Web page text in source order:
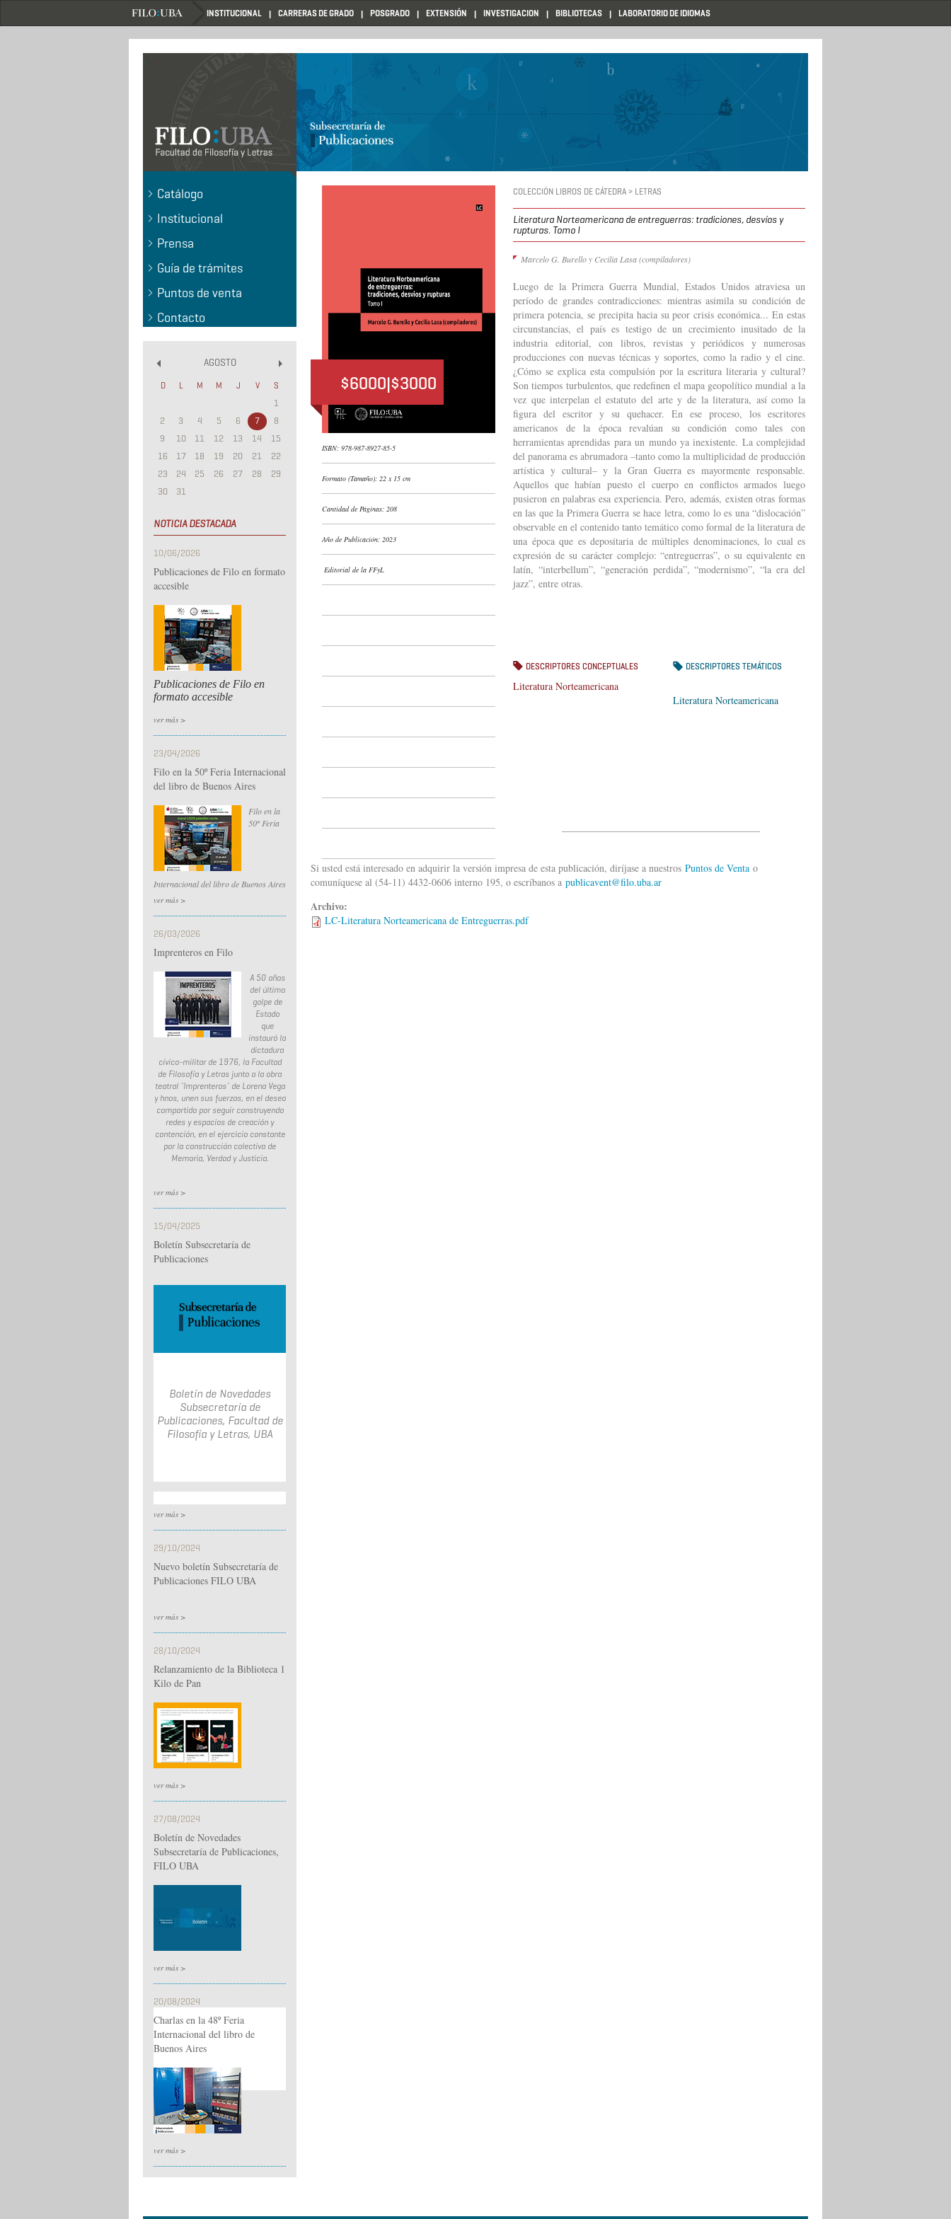
INSTITUCIONAL CARRERAS DE GRADO POSGRADO EXTENSIÓN INVESTIGACION BIBLIOTECAS LABORATORIO DE IDIOMAS
.
Catálogo
Institucional
Prensa
Guía de trámites
Puntos de venta
Contacto
AGOSTO
D L M M J V S
1
2
3 4 5 6 7
8
9
10 11 12 13 14
15
16
17 18 19 20 21
22
23
24 25 26 27 28
29
30
31
NOTICIA DESTACADA
10/06/2026
Publicaciones de Filo en formato
accesible
Publicaciones de Filo en
formato accesible
ver más >
23/04/2026
Filo en la 50º Feria Internacional
del libro de Buenos Aires
Filo en la
50º Feria
Internacional del libro de Buenos Aires
ver más >
26/03/2026
Imprenteros en Filo
A 50 años
del último
golpe de
Estado
que
instauró la
dictadura
cívico-militar de 1976, la Facultad
de Filosofía y Letras junto a la obra
teatral ¨Imprenteros¨ de Lorena Vega
y hnos, unen sus fuerzas, en el deseo
compartido por seguir construyendo
redes y espacios de creación y
contención, en el ejercicio constante
por la construcción colectiva de
Memoria, Verdad y Justicia.
ver más >
15/04/2025
Boletín Subsecretaría de
Publicaciones
Boletín de Novedades
Subsecretaría de
Publicaciones, Facultad de
Filosofía y Letras, UBA
ver más >
29/10/2024
Nuevo boletín Subsecretaría de
Publicaciones FILO UBA
ver más >
28/10/2024
Relanzamiento de la Biblioteca 1
Kilo de Pan
ver más >
27/08/2024
Boletín de Novedades
Subsecretaría de Publicaciones,
FILO UBA
ver más >
20/08/2024
Charlas en la 48º Feria
Internacional del libro de
Buenos Aires
ver más >
$6000|$3000
ISBN: 978-987-8927-85-5
Formato (Tamaño): 22 x 15 cm
Cantidad de Páginas: 208
Año de Publicación: 2023
Editorial de la FFyL
COLECCIÓN LIBROS DE CÁTEDRA > LETRAS
Literatura Norteamericana de entreguerras: tradiciones, desvíos y
rupturas. Tomo I
Marcelo G. Burello y Cecilia Lasa (compiladores)
Luego de la Primera Guerra Mundial, Estados Unidos atraviesa un
período de grandes contradicciones: mientras asimila su condición de
primera potencia, se precipita hacia su peor crisis económica... En estas
circunstancias, el país es testigo de un crecimiento inusitado de la
industria editorial, con libros, revistas y periódicos y numerosas
producciones con nuevas técnicas y soportes, como la radio y el cine.
¿Cómo se explica esta compulsión por la escritura literaria y cultural?
Son tiempos turbulentos, que redefinen el mapa geopolítico mundial a la
vez que interpelan el estatuto del arte y de la literatura, así como la
figura del escritor y su quehacer. En ese proceso, los escritores
americanos de la época revalúan su condición como tales con
herramientas aprendidas para un mundo ya inexistente. La complejidad
del panorama es abrumadora –tanto como la multiplicidad de producción
artística y cultural– y la Gran Guerra es mayormente responsable.
Aquellos que habían puesto el cuerpo en conflictos armados luego
pusieron en palabras esa experiencia. Pero, además, existen otras formas
en las que la Primera Guerra se hace letra, como lo es una “dislocación”
observable en el contenido tanto temático como formal de la literatura de
una época que es depositaria de múltiples denominaciones, lo cual es
expresión de su carácter complejo: “entreguerras”, o su equivalente en
latín, “interbellum”, “generación perdida”, “modernismo”, “la era del
jazz”, entre otras.
DESCRIPTORES CONCEPTUALES
Literatura Norteamericana
DESCRIPTORES TEMÁTICOS
Literatura Norteamericana
Si usted está interesado en adquirir la versión impresa de esta publicación, diríjase a nuestros Puntos de Venta o
comuníquese al (54-11) 4432-0606 interno 195, o escríbanos a publicavent@filo.uba.ar
Archivo:
LC-Literatura Norteamericana de Entreguerras.pdf